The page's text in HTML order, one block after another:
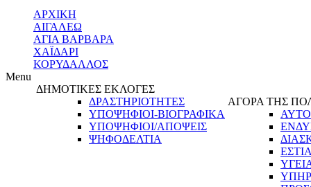
ΑΡΧΙΚΗ
ΑΙΓΑΛΕΩ
ΑΓΙΑ ΒΑΡΒΑΡΑ
ΧΑΪΔΑΡΙ
ΚΟΡΥΔΑΛΛΟΣ
Menu
ΔΗΜΟΤΙΚΕΣ ΕΚΛΟΓΕΣ
ΔΡΑΣΤΗΡΙΟΤΗΤΕΣ
ΥΠΟΨΗΦΙΟΙ-ΒΙΟΓΡΑΦΙΚΑ
ΥΠΟΨΗΦΙΟΙ/ΑΠΟΨΕΙΣ
ΨΗΦΟΔΕΛΤΙΑ
ΑΓΟΡΑ ΤΗΣ